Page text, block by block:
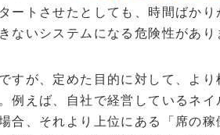
ートさせたとしても、時間ばか
ないシステムになる危険性があり
すが、定めた目的に対して、よ
例えば、自社で経営しているネ
合、それより上位にある「席の稼